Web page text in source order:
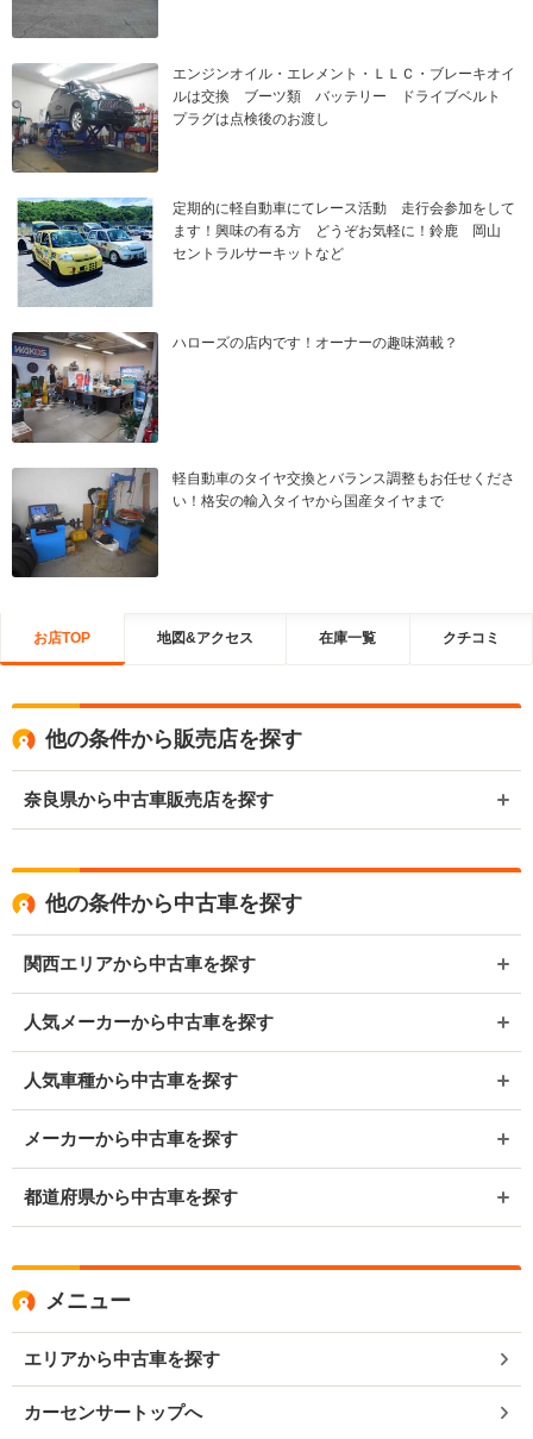
エンジンオイル・エレメント・ＬＬＣ・ブレーキオイ
ルは交換 ブーツ類 バッテリー ドライブベルト
プラグは点検後のお渡し
定期的に軽自動車にてレース活動 走行会参加をして
ます！興味の有る方 どうぞお気軽に！鈴鹿 岡山
セントラルサーキットなど
ハローズの店内です！オーナーの趣味満載？
軽自動車のタイヤ交換とバランス調整もお任せくださ
い！格安の輸入タイヤから国産タイヤまで
お店TOP 地図&アクセス 在庫一覧 クチコミ
他の条件から販売店を探す
奈良県から中古車販売店を探す
他の条件から中古車を探す
関西エリアから中古車を探す
人気メーカーから中古車を探す
人気車種から中古車を探す
メーカーから中古車を探す
都道府県から中古車を探す
メニュー
エリアから中古車を探す
カーセンサートップへ